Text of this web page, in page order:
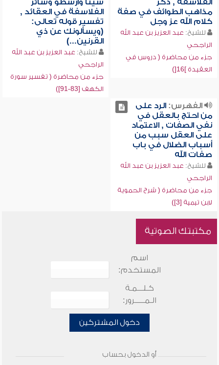
الفلاسفة , ذكر
مذاهب الطوائف في صفة
كلام الله عز وجل
للشيخ: عبد العزيز بن عبد الله
الراجحي
جزء من محاضرة ( دروس في
العقيدة ]16[)
سينا وأرسطو وسائر
الفلاسفة في العقائد ,
تفسير قوله تعالى:
(ويسألونك عن ذي
القرنين...)
للشيخ: عبد العزيز بن عبد الله
الراجحي
جزء من محاضرة ( تفسير سورة
الكهف [83-91])
الفهرس:الرد على
من احتج بالعقل في
نفي الصفات , الاعتماد
على العقل سبب من
أسباب الضلال في باب
صفات الله
للشيخ: عبد العزيز بن عبد الله
الراجحي
جزء من محاضرة ( شرح الحموية
لابن تيمية [3])
مكتبتك الصوتية
اسم
المستخدم:
كـلـــمـة
الـمـــــرور:
دخول المشتركين
أو الدخول بحساب